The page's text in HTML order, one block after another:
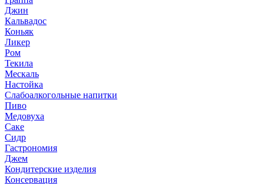
Джин
Кальвадос
Коньяк
Ликер
Ром
Текила
Мескаль
Настойка
Слабоалкогольные напитки
Пиво
Медовуха
Саке
Сидр
Гастрономия
Джем
Кондитерские изделия
Консервация